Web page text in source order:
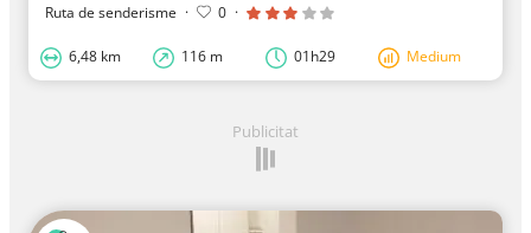
Ruta de senderisme · 0 ·
6,48 km 116 m 01h29 Medium
Publicitat